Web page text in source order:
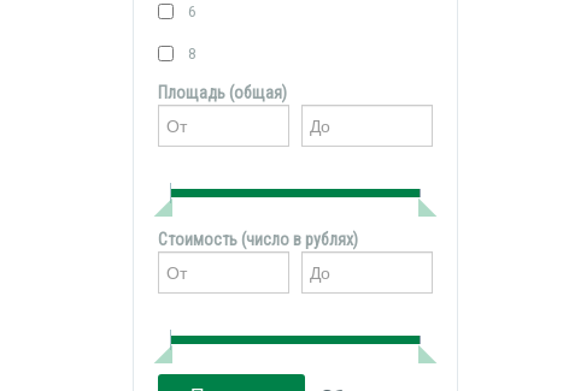
6
8
Площадь (общая)
Стоимость (число в рублях)